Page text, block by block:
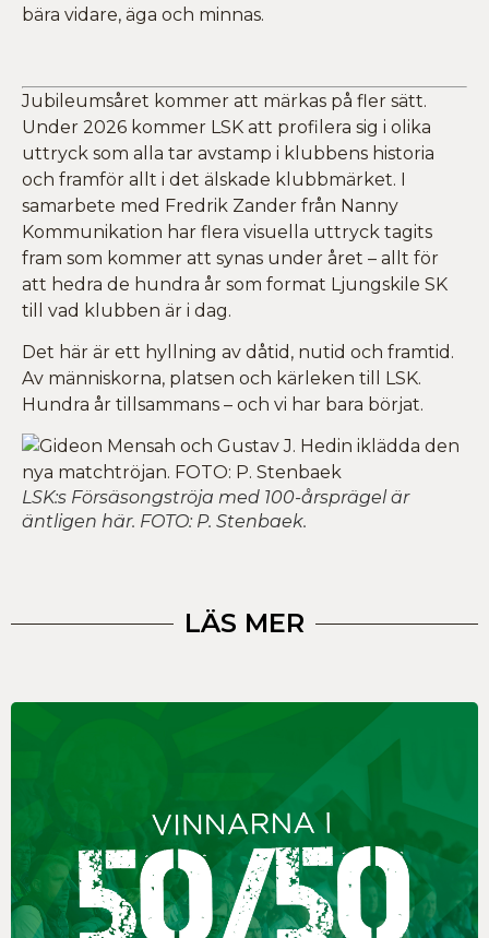
bära vidare, äga och minnas.
Jubileumsåret kommer att märkas på fler sätt.
Under 2026 kommer LSK att profilera sig i olika
uttryck som alla tar avstamp i klubbens historia
och framför allt i det älskade klubbmärket. I
samarbete med Fredrik Zander från Nanny
Kommunikation har flera visuella uttryck tagits
fram som kommer att synas under året – allt för
att hedra de hundra år som format Ljungskile SK
till vad klubben är i dag.
Det här är ett hyllning av dåtid, nutid och framtid.
Av människorna, platsen och kärleken till LSK.
Hundra år tillsammans – och vi har bara börjat.
LSK:s Försäsongströja med 100-årsprägel är
äntligen här. FOTO: P. Stenbaek.
LÄS MER